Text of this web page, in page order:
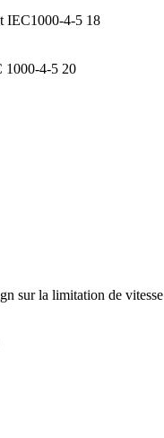
IEC1000-4-5 18
1000-4-5 20
sur la limitation de